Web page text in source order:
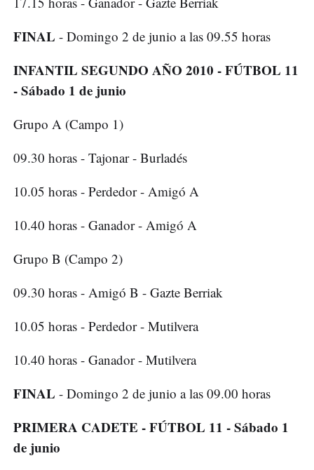
FINAL - Domingo 2 de junio a las 09.55 horas
INFANTIL SEGUNDO AÑO 2010 - FÚTBOL 11
- Sábado 1 de junio
Grupo A (Campo 1)
09.30 horas - Tajonar - Burladés
10.05 horas - Perdedor - Amigó A
10.40 horas - Ganador - Amigó A
Grupo B (Campo 2)
09.30 horas - Amigó B - Gazte Berriak
10.05 horas - Perdedor - Mutilvera
10.40 horas - Ganador - Mutilvera
FINAL - Domingo 2 de junio a las 09.00 horas
PRIMERA CADETE - FÚTBOL 11 - Sábado 1
de junio